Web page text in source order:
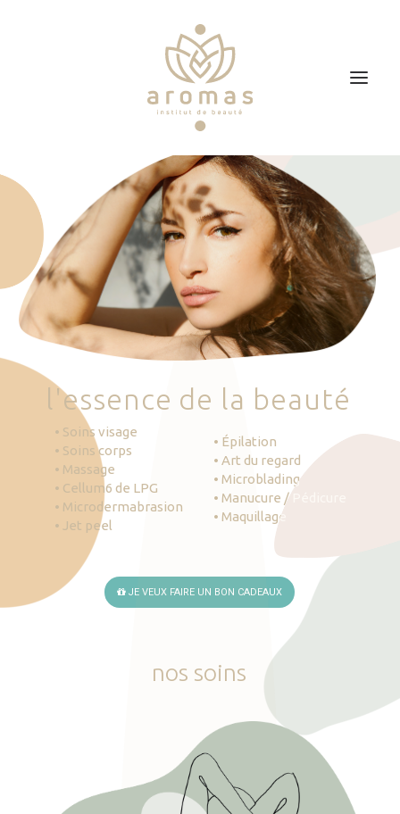
Soins
Je veux faire un bon cadeau
Plan d’accès
Prendre RDV
'essence de la beauté
• Soins visage
• Soins corps
• Massage
• Cellum6 de LPG
• Microdermabrasion
• Jet peel
• Épilation
• Art du regard
• Microblading
• Manucure / Pédicure
• Maquillage
JE VEUX FAIRE UN BON CADEAUX
nos soins